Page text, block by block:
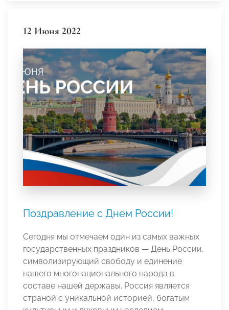
12 Июня 2022
Поздравление с Днем России!
Сегодня мы отмечаем один из самых важных
государственных праздников — День России,
символизирующий свободу и единение
нашего многонационального народа в
составе нашей державы. Россия является
страной с уникальной историей, богатым